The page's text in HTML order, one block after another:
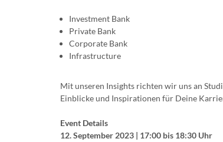
Investment Bank
Private Bank
Corporate Bank
Infrastructure
Mit unseren Insights richten wir uns an
Einblicke und Inspirationen für Deine
Event Details
12. September 2023 | 17:00 bis 18:30 Uhr